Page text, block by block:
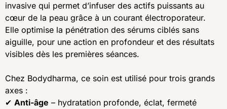
invasive qui permet d’infuser des actifs puissants au
cœur de la peau grâce à un courant électroporateur.
Elle optimise la pénétration des sérums ciblés sans
aiguille, pour une action en profondeur et des résultats
visibles dès les premières séances.
Chez Bodydharma, ce soin est utilisé pour trois grands
axes :
✔ Anti-âge – hydratation profonde, éclat, fermeté